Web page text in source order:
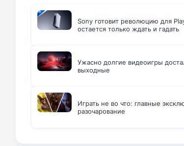
Sony готовит революцию для
остается только ждать и гадать
Ужасно долгие видеоигры
выходные
Играть не во что: главные
разочарование